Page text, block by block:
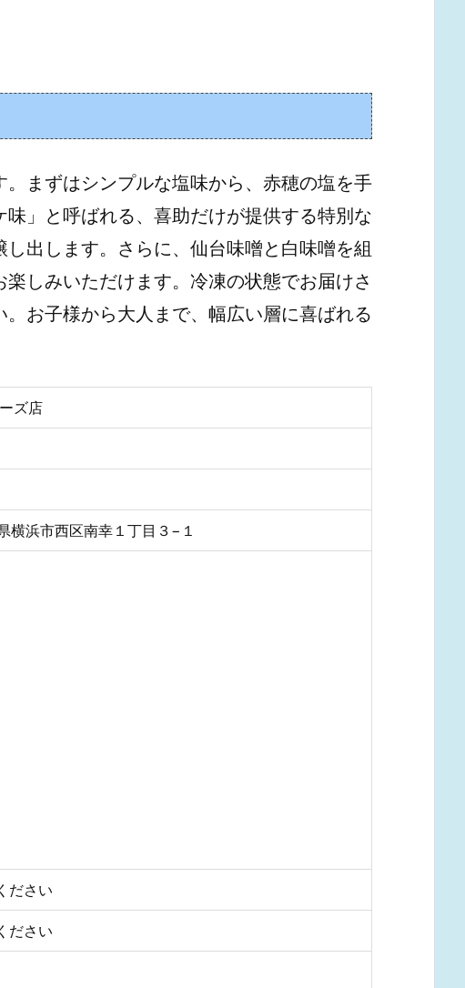
まずはシンプルな塩味から、赤穂の塩を手
」と呼ばれる、喜助だけが提供する特別な
出します。さらに、仙台味噌と白味噌を組
しみいただけます。冷凍の状態でお届けさ
お子様から大人まで、幅広い層に喜ばれる
ズ店
浜市西区南幸１丁目３−１
ださい
ださい